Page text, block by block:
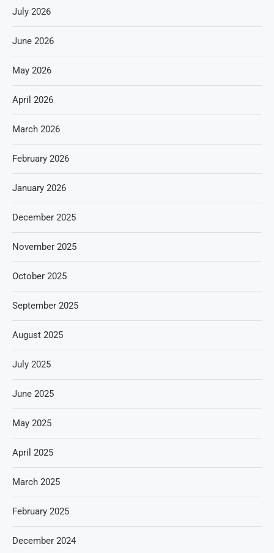
July 2026
June 2026
May 2026
April 2026
March 2026
February 2026
January 2026
December 2025
November 2025
October 2025
September 2025
August 2025
July 2025
June 2025
May 2025
April 2025
March 2025
February 2025
December 2024